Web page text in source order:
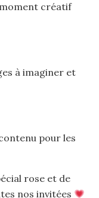
créatif
à imaginer et
pour les
rose et de
nos invitées